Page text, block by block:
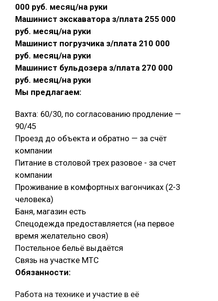
000 руб. месяц/на руки
Машинист экскаватора з/плата 255 000
руб. месяц/на руки
Машинист погрузчика з/плата 210 000
руб. месяц/на руки
Машинист бульдозера з/плата 270 000
руб. месяц/на руки
Мы предлагаем:
Вахта: 60/30, по согласованию продление —
90/45
Проезд до объекта и обратно — за счёт
компании
Питание в столовой трех разовое - за счет
компании
Проживание в комфортных вагончиках (2-3
человека)
Баня, магазин есть
Спецодежда предоставляется (на первое
время желательно своя)
Постельное бельё выдаётся
Связь на участке МТС
Обязанности:
Работа на технике и участие в её